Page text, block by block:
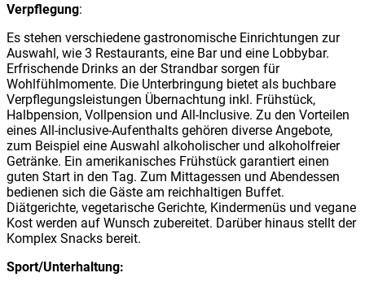
Verpflegung:
Es stehen verschiedene gastronomische Einrichtungen zur
Auswahl, wie 3 Restaurants, eine Bar und eine Lobbybar.
Erfrischende Drinks an der Strandbar sorgen für
Wohlfühlmomente. Die Unterbringung bietet als buchbare
Verpflegungsleistungen Übernachtung inkl. Frühstück,
Halbpension, Vollpension und All-Inclusive. Zu den Vorteilen
eines All-inclusive-Aufenthalts gehören diverse Angebote,
zum Beispiel eine Auswahl alkoholischer und alkoholfreier
Getränke. Ein amerikanisches Frühstück garantiert einen
guten Start in den Tag. Zum Mittagessen und Abendessen
bedienen sich die Gäste am reichhaltigen Buffet.
Diätgerichte, vegetarische Gerichte, Kindermenüs und vegane
Kost werden auf Wunsch zubereitet. Darüber hinaus stellt der
Komplex Snacks bereit.
Sport/Unterhaltung: